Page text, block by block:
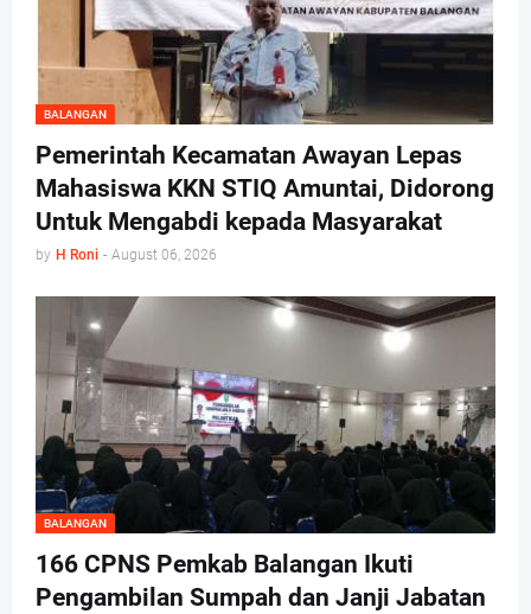
BALANGAN
Pemerintah Kecamatan Awayan Lepas
Mahasiswa KKN STIQ Amuntai, Didorong
Untuk Mengabdi kepada Masyarakat
by H Roni - August 06, 2026
BALANGAN
166 CPNS Pemkab Balangan Ikuti
Pengambilan Sumpah dan Janji Jabatan